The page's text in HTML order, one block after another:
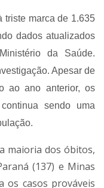
triste marca de 1.635
dados atualizados
da Saúde.
Apesar de
ao ano anterior, os
sendo uma
maioria dos óbitos,
(137) e Minas
os casos prováveis